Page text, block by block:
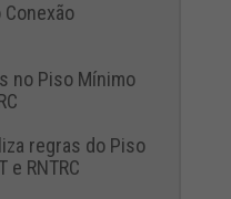
no Piso Mínimo
regras do Piso
e RNTRC